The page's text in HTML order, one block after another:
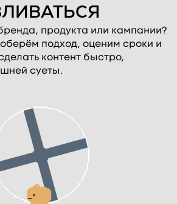
продукта или кампании?
подход, оценим сроки и
контент быстро,
суеты.